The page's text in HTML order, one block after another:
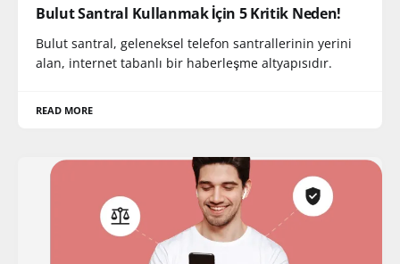
Bulut Santral Kullanmak İçin 5 Kritik Neden!
Bulut santral, geleneksel telefon santrallerinin yerini
alan, internet tabanlı bir haberleşme altyapısıdır.
READ MORE